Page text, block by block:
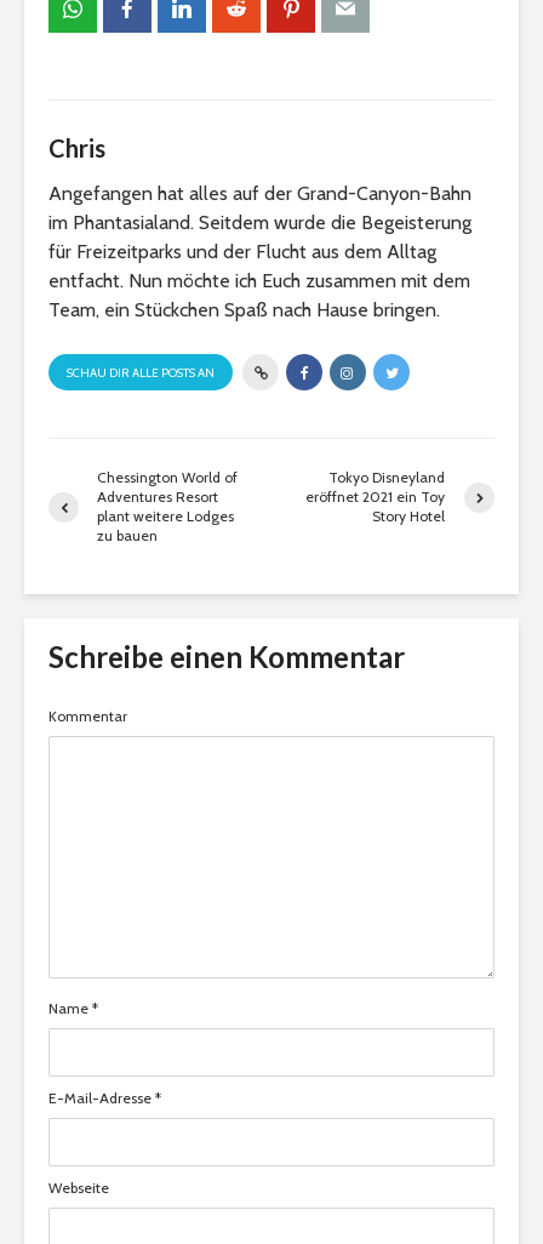
Chris
Angefangen hat alles auf der Grand-Canyon-Bahn
im Phantasialand. Seitdem wurde die Begeisterung
für Freizeitparks und der Flucht aus dem Alltag
entfacht. Nun möchte ich Euch zusammen mit dem
Team, ein Stückchen Spaß nach Hause bringen.
SCHAU DIR ALLE POSTS AN
Chessington World of
Adventures Resort
plant weitere Lodges
zu bauen
Tokyo Disneyland
eröffnet 2021 ein Toy
Story Hotel
Schreibe einen Kommentar
Kommentar
Name *
E-Mail-Adresse *
Webseite